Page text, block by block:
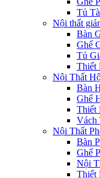
Tủ
Nội thất
Bàn
Ghế
Tủ
Thiết
Nội Thất
Bàn
Ghế
Thiết
Vách
Nội Thất
Bàn
Ghế
Nội
Thiết